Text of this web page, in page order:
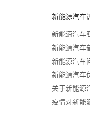
新能源汽车
新能源汽车
新能源汽车
新能源汽车